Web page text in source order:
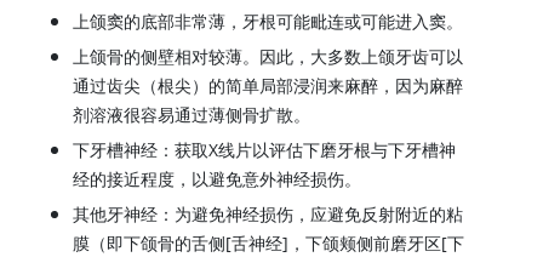
上颌窦的底部非常薄，牙根可能毗连或可能进入窦。
上颌骨的侧壁相对较薄。因此，大多数上颌牙齿可以
通过齿尖（根尖）的简单局部浸润来麻醉，因为麻醉
剂溶液很容易通过薄侧骨扩散。
下牙槽神经：获取X线片以评估下磨牙根与下牙槽神
经的接近程度，以避免意外神经损伤。
其他牙神经：为避免神经损伤，应避免反射附近的粘
膜（即下颌骨的舌侧[舌神经]，下颌颊侧前磨牙区[下